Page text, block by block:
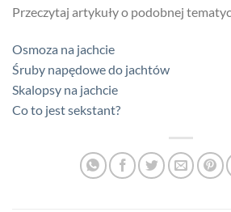
Przeczytaj artykuły o podobnej
Osmoza na jachcie
Śruby napędowe do jachtów
Skalopsy na jachcie
Co to jest sekstant?